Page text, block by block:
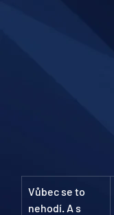
Vůbec se to
nehodí. A s